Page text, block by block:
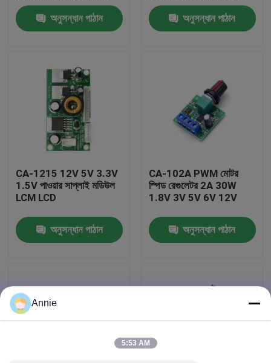
আমাদের সম্পর্কে
কারখানা পরিদর্শন
আমাদের সাথে যোগাযোগ করুন
খবর
ব্লগ
অনুসন্ধান পাঠান
অনুসন্ধান পাঠান
CA-1215 12V 5V 3.3V
1.5V পাওয়ার সাপ্লাই মডিউল
LCM LCD
অনুসন্ধান পাঠান
CA-102A PWM মোটর
স্পিড রেগুলেটর 2A 30W
1.8V 3V 5V 6V 12V
অনুসন্ধান পাঠান
Annie
5:53 AM